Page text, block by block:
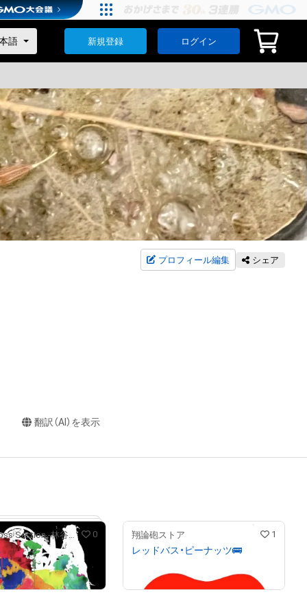
新規登録 ログイン
プロフィール編集 シェア
翻訳（AI）を表示
0 翔論砲ストア 1
レッドバス・ピーナッツ🚌